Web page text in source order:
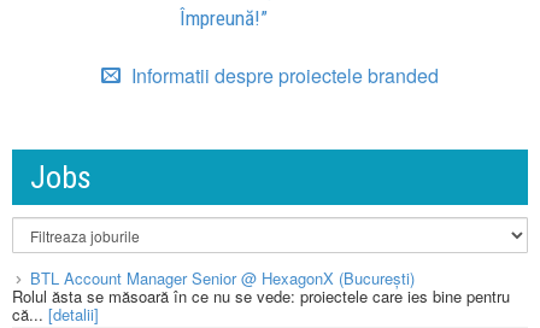
Împreună!”
Informatii despre proiectele branded
Jobs
BTL Account Manager Senior @ HexagonX (București)
Rolul ăsta se măsoară în ce nu se vede: proiectele care ies bine pentru
că... [detalii]